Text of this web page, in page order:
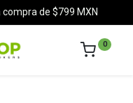
compra de $799 MXN
0